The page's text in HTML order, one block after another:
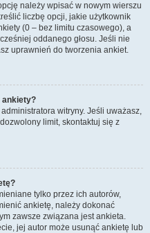
należy wpisać w nowym wierszu
liczbę opcji, jakie użytkownik
(0 – bez limitu czasowego), a
oddanego głosu. Jeśli nie
uprawnień do tworzenia ankiet.
ankiety?
witryny. Jeśli uważasz,
limit, skontaktuj się z
tylko przez ich autorów,
ankietę, należy dokonać
zawsze związana jest ankieta.
jej autor może usunąć ankietę lub